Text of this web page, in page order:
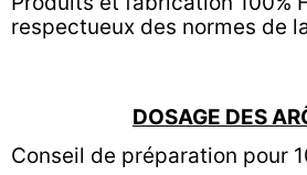
respectueux des normes de
DOSAGE DES
Conseil de préparation pour